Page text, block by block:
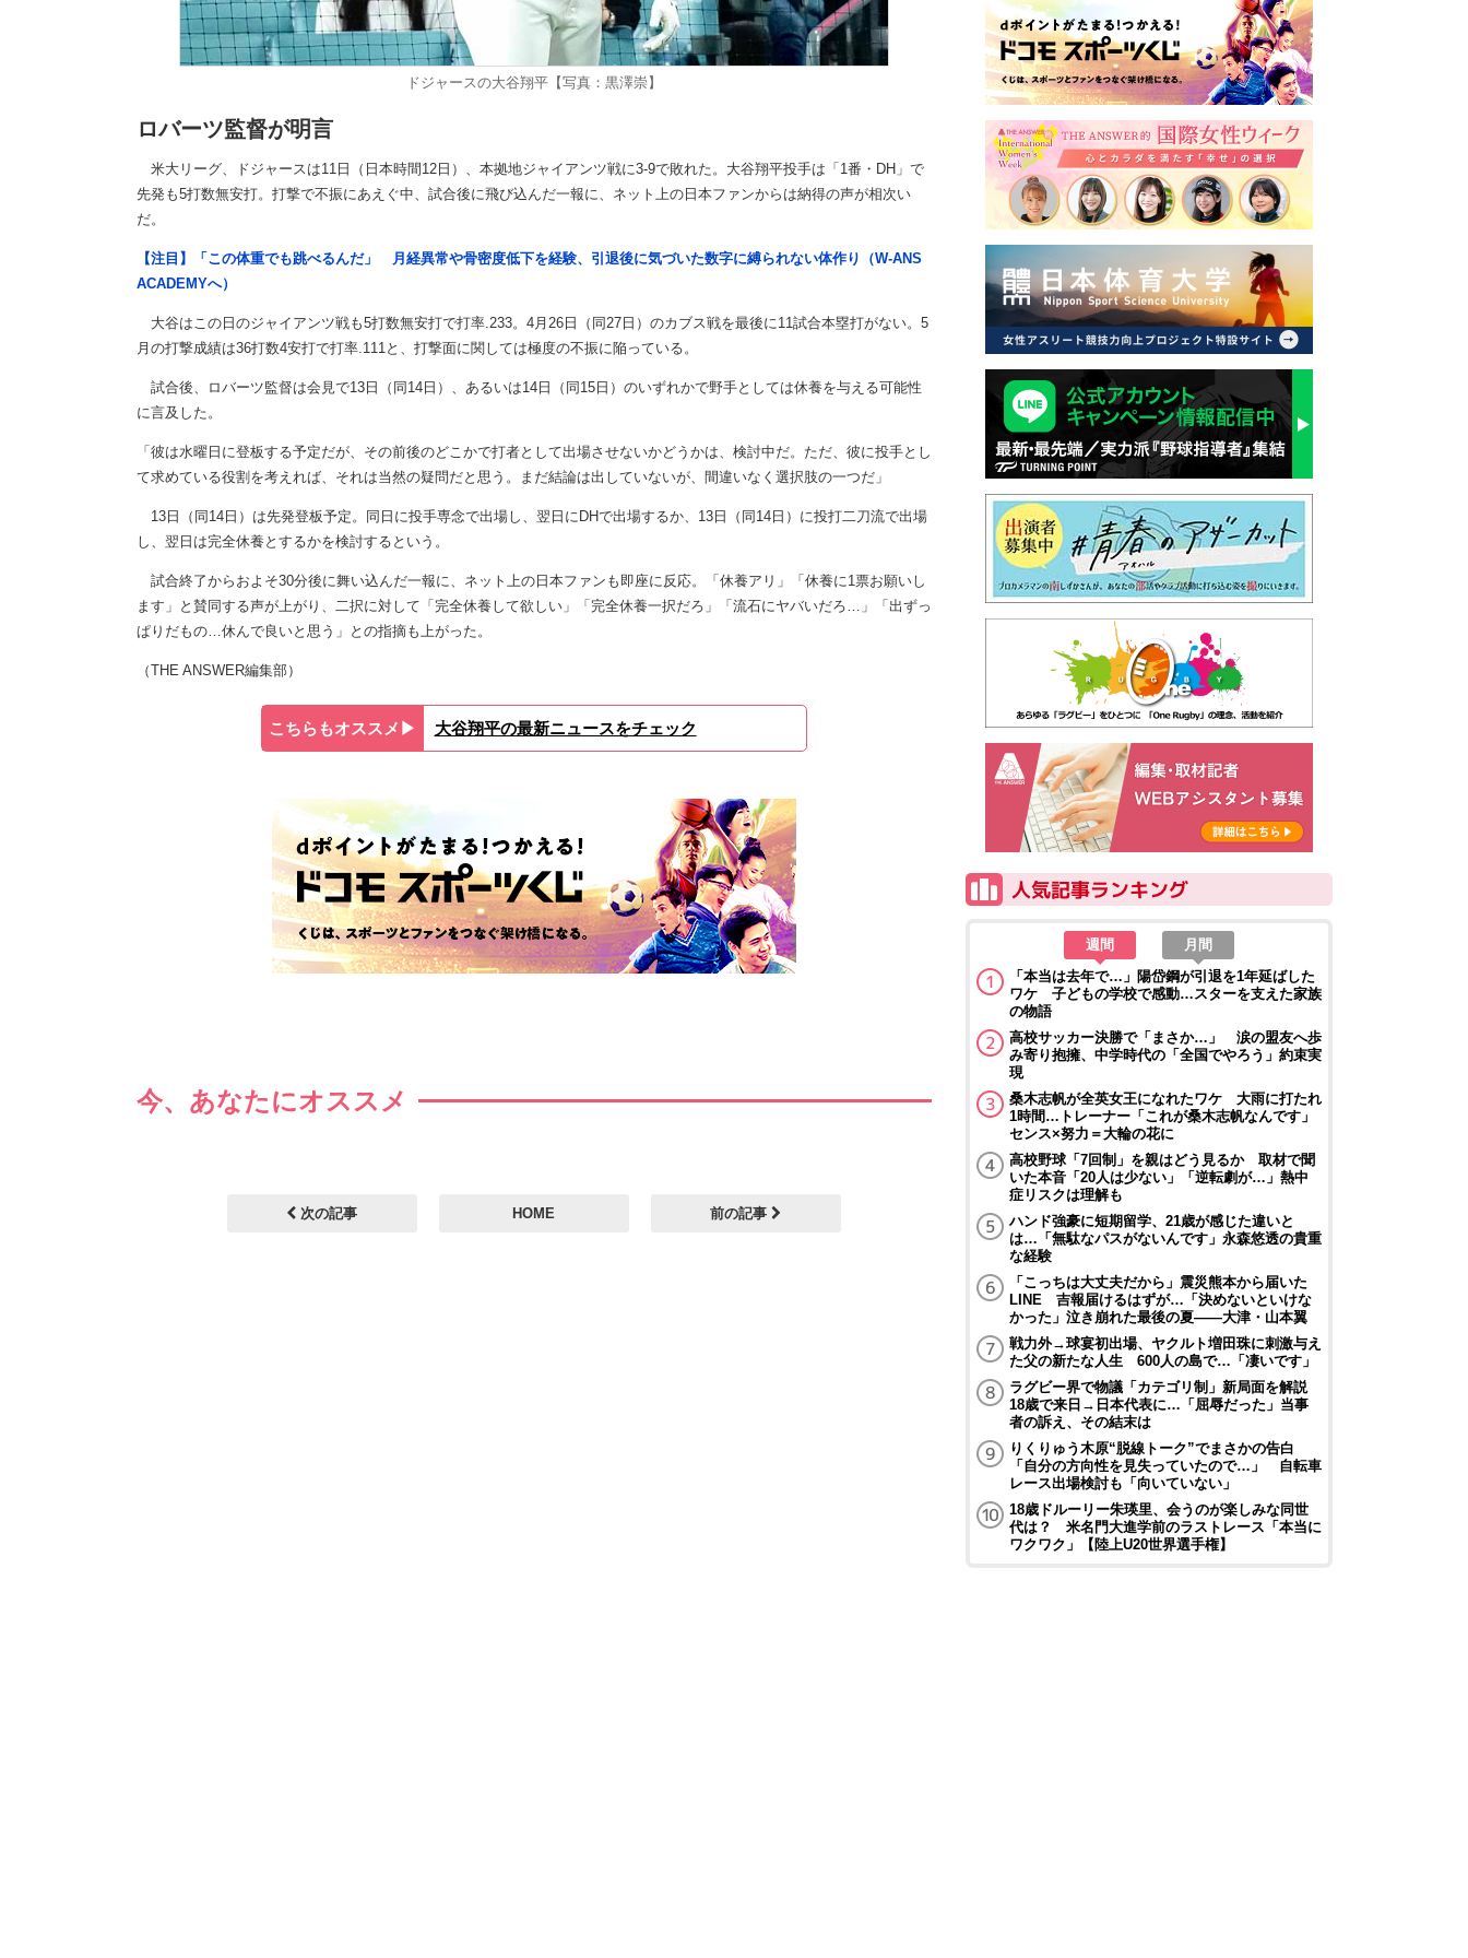
ドジャースの大谷翔平【写真：黒澤崇】
ロバーツ監督が明言
米大リーグ、ドジャースは11日（日本時間12日）、本拠地ジャイアンツ戦に3-9で敗れた。大谷翔平投手は「1番・DH」で
先発も5打数無安打。打撃で不振にあえぐ中、試合後に飛び込んだ一報に、ネット上の日本ファンからは納得の声が相次い
だ。
【注目】「この体重でも跳べるんだ」 月経異常や骨密度低下を経験、引退後に気づいた数字に縛られない体作り（W-ANS
ACADEMYへ）
大谷はこの日のジャイアンツ戦も5打数無安打で打率.233。4月26日（同27日）のカブス戦を最後に11試合本塁打がない。5
月の打撃成績は36打数4安打で打率.111と、打撃面に関しては極度の不振に陥っている。
試合後、ロバーツ監督は会見で13日（同14日）、あるいは14日（同15日）のいずれかで野手としては休養を与える可能性
に言及した。
「彼は水曜日に登板する予定だが、その前後のどこかで打者として出場させないかどうかは、検討中だ。ただ、彼に投手とし
て求めている役割を考えれば、それは当然の疑問だと思う。まだ結論は出していないが、間違いなく選択肢の一つだ」
13日（同14日）は先発登板予定。同日に投手専念で出場し、翌日にDHで出場するか、13日（同14日）に投打二刀流で出場
し、翌日は完全休養とするかを検討するという。
試合終了からおよそ30分後に舞い込んだ一報に、ネット上の日本ファンも即座に反応。「休養アリ」「休養に1票お願いし
ます」と賛同する声が上がり、二択に対して「完全休養して欲しい」「完全休養一択だろ」「流石にヤバいだろ…」「出ずっ
ぱりだもの…休んで良いと思う」との指摘も上がった。
（THE ANSWER編集部）
こちらもオススメ▶︎ 大谷翔平の最新ニュースをチェック
今、あなたにオススメ
次の記事 HOME 前の記事
週間
月間
「本当は去年で…」陽岱鋼が引退を1年延ばした
ワケ 子どもの学校で感動…スターを支えた家族
の物語
高校サッカー決勝で「まさか…」 涙の盟友へ歩
み寄り抱擁、中学時代の「全国でやろう」約束実
現
桑木志帆が全英女王になれたワケ 大雨に打たれ
1時間…トレーナー「これが桑木志帆なんです」
センス×努力＝大輪の花に
高校野球「7回制」を親はどう見るか 取材で聞
いた本音「20人は少ない」「逆転劇が…」熱中
症リスクは理解も
ハンド強豪に短期留学、21歳が感じた違いと
は…「無駄なパスがないんです」永森悠透の貴重
な経験
「こっちは大丈夫だから」震災熊本から届いた
LINE 吉報届けるはずが…「決めないといけな
かった」泣き崩れた最後の夏――大津・山本翼
戦力外→球宴初出場、ヤクルト増田珠に刺激与え
た父の新たな人生 600人の島で…「凄いです」
ラグビー界で物議「カテゴリ制」新局面を解説
18歳で来日→日本代表に…「屈辱だった」当事
者の訴え、その結末は
りくりゅう木原“脱線トーク”でまさかの告白
「自分の方向性を見失っていたので…」 自転車
レース出場検討も「向いていない」
18歳ドルーリー朱瑛里、会うのが楽しみな同世
代は？ 米名門大進学前のラストレース「本当に
ワクワク」【陸上U20世界選手権】